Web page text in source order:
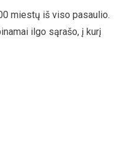
miestų iš viso pasaulio.
ilgo sąrašo, į kurį